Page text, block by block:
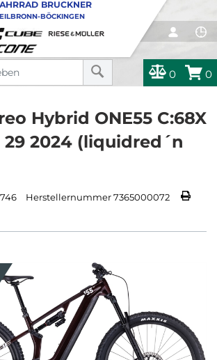
0 0
BRUCKNER
BÖCKINGEN
Hybrid ONE55 C:68X
29 2024 (liquidred´n
Herstellernummer 7365000072